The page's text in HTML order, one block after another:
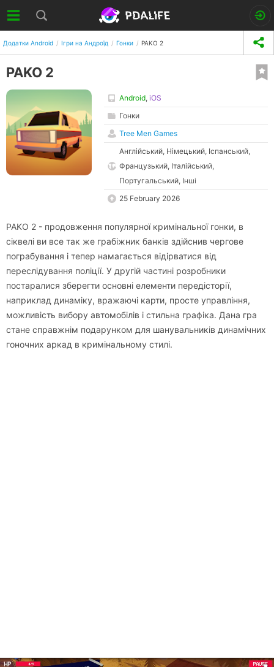
Додатки Android Ігри на Андроїд Гонки PAKO 2
PAKO 2
Android, iOS
Гонки
Tree Men Games
Англійський, Німецький, Іспанський,
Французький, Італійський,
Португальський, Інші
25 February 2026
PAKO 2 - продовження популярної кримінальної гонки, в
сіквелі ви все так же грабіжник банків здійснив чергове
пограбування і тепер намагається відірватися від
переслідування поліції. У другій частині розробники
постаралися зберегти основні елементи передісторії,
наприклад динаміку, вражаючі карти, просте управління,
можливість вибору автомобілів і стильна графіка. Дана гра
стане справжнім подарунком для шанувальників динамічних
гоночних аркад в кримінальному стилі.